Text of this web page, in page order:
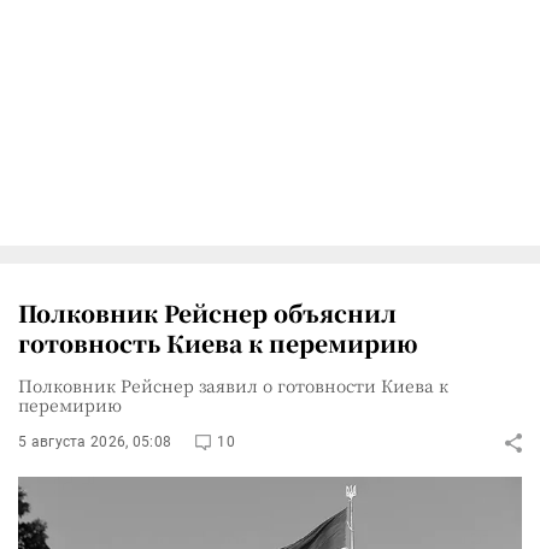
Полковник Рейснер объяснил
готовность Киева к перемирию
Полковник Рейснер заявил о готовности Киева к
перемирию
5 августа 2026, 05:08 10